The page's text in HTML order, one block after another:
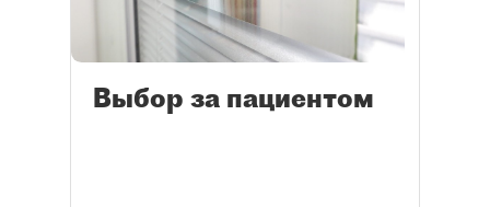
Выбор за пациентом